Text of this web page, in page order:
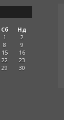
Сб Нд
1
2
8
9
15
16
22
23
29
30